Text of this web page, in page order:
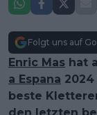
Folgt uns auf
Enric Mas hat
a Espana
beste